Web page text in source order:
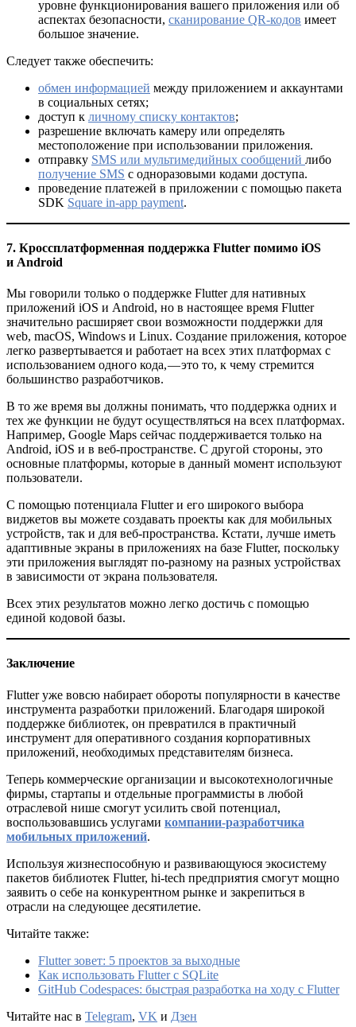
уровне функционирования вашего приложения или об
аспектах безопасности, сканирование QR-кодов имеет
большое значение.
Следует также обеспечить:
обмен информацией между приложением и аккаунтами
в социальных сетях;
доступ к личному списку контактов;
разрешение включать камеру или определять
местоположение при использовании приложения.
отправку SMS или мультимедийных сообщений либо
получение SMS с одноразовыми кодами доступа.
проведение платежей в приложении с помощью пакета
SDK Square in-app payment.
7. Кроссплатформенная поддержка Flutter помимо iOS
и Android
Мы говорили только о поддержке Flutter для нативных
приложений iOS и Android, но в настоящее время Flutter
значительно расширяет свои возможности поддержки для
web, macOS, Windows и Linux. Создание приложения, которое
легко развертывается и работает на всех этих платформах с
использованием одного кода, — это то, к чему стремится
большинство разработчиков.
В то же время вы должны понимать, что поддержка одних и
тех же функции не будут осуществляться на всех платформах.
Например, Google Maps сейчас поддерживается только на
Android, iOS и в веб-пространстве. С другой стороны, это
основные платформы, которые в данный момент используют
пользователи.
С помощью потенциала Flutter и его широкого выбора
виджетов вы можете создавать проекты как для мобильных
устройств, так и для веб-пространства. Кстати, лучше иметь
адаптивные экраны в приложениях на базе Flutter, поскольку
эти приложения выглядят по-разному на разных устройствах
в зависимости от экрана пользователя.
Всех этих результатов можно легко достичь с помощью
единой кодовой базы.
Заключение
Flutter уже вовсю набирает обороты популярности в качестве
инструмента разработки приложений. Благодаря широкой
поддержке библиотек, он превратился в практичный
инструмент для оперативного создания корпоративных
приложений, необходимых представителям бизнеса.
Теперь коммерческие организации и высокотехнологичные
фирмы, стартапы и отдельные программисты в любой
отраслевой нише смогут усилить свой потенциал,
воспользовавшись услугами компании-разработчика
мобильных приложений.
Используя жизнеспособную и развивающуюся экосистему
пакетов библиотек Flutter, hi-tech предприятия смогут мощно
заявить о себе на конкурентном рынке и закрепиться в
отрасли на следующее десятилетие.
Читайте также:
Flutter зовет: 5 проектов за выходные
Как использовать Flutter с SQLite
GitHub Codespaces: быстрая разработка на ходу с Flutter
Читайте нас в Telegram, VK и Дзен